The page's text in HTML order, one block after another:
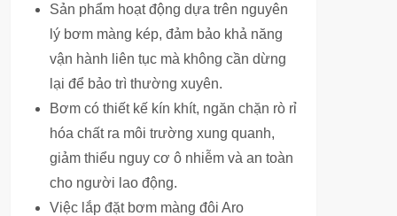
Sản phẩm hoạt động dựa trên nguyên
lý bơm màng kép, đảm bảo khả năng
vận hành liên tục mà không cần dừng
lại để bảo trì thường xuyên.
Bơm có thiết kế kín khít, ngăn chặn rò rỉ
hóa chất ra môi trường xung quanh,
giảm thiểu nguy cơ ô nhiễm và an toàn
cho người lao động.
Việc lắp đặt bơm màng đôi Aro